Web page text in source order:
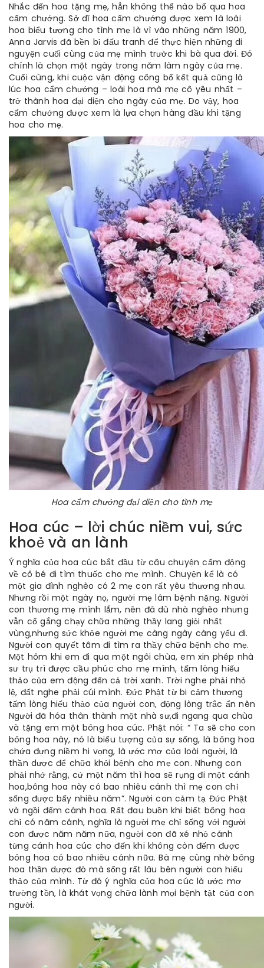
Nhắc đến hoa tặng mẹ, hẳn không thể nào bổ qua hoa
cẩm chướng. Sở dĩ hoa cẩm chướng được xem là loài
hoa biểu tượng cho tình mẹ là vì vào những năm 1900,
Anna Jarvis đã bền bỉ đấu tranh để thực hiện những di
nguyện cuối cùng của mẹ mình trước khi bà qua đời. Đó
chính là chọn một ngày trong năm làm ngày của mẹ.
Cuối cùng, khi cuộc vận động công bố kết quả cũng là
lúc hoa cẩm chướng – loài hoa mà mẹ cô yêu nhất –
trở thành hoa đại diện cho ngày của mẹ. Do vậy, hoa
cẩm chướng được xem là lựa chọn hàng đầu khi tặng
hoa cho mẹ.
Hoa cẩm chướng đại diện cho tình mẹ
Hoa cúc – lời chúc niềm vui, sức
khoẻ và an lành
Ý nghĩa của hoa cúc bắt đầu từ câu chuyện cẩm động
về cô bé đi tìm thuốc cho mẹ mình. Chuyện kể là có
một gia đình nghèo có 2 mẹ con rất yêu thương nhau.
Nhưng rồi một ngày nọ, người mẹ lâm bệnh nặng. Người
con thương mẹ mình lắm, nên đã dù nhà nghèo nhưng
vẫn cố gắng chạy chữa những thầy lang giỏi nhất
vùng,nhưng sức khỏe người mẹ càng ngày càng yếu đi.
Người con quyết tâm đi tìm ra thầy chữa bệnh cho mẹ.
Một hôm khi em đi qua một ngôi chùa, em xin phép nhà
sư trụ trì được cầu phúc cho mẹ mình, tấm lòng hiếu
thảo của em động đến cả trời xanh. Trời nghe phải nhỏ
lệ, đất nghe phải cúi mình. Đức Phật từ bi cảm thương
tấm lòng hiếu thảo của người con, động lòng trắc ẩn nên
Người đã hóa thân thành một nhà sư,đi ngang qua chùa
và tặng em một bông hoa cúc. Phật nói: “ Ta sẽ cho con
bông hoa này, nó là biểu tượng của sự sống, là bông hoa
chứa đựng niềm hi vọng, là ước mơ của loài người, là
thần dược để chữa khỏi bệnh cho mẹ con. Nhưng con
phải nhớ rằng, cứ một năm thì hoa sẽ rụng đi một cánh
hoa,bông hoa này có bao nhiêu cánh thì mẹ con chỉ
sống được bấy nhiêu năm”. Người con cảm tạ Đức Phật
và ngồi đếm cánh hoa. Rất đau buồn khi biết bông hoa
chỉ có năm cánh, nghĩa là người mẹ chỉ sống với người
con được năm năm nữa, người con đã xé nhỏ cánh
từng cánh hoa cúc cho đến khi không còn đếm được
bông hoa có bao nhiêu cánh nữa. Bà mẹ cùng nhờ bông
hoa thần dược đó mà sống rất lâu bên người con hiếu
thảo của mình. Từ đó ý nghĩa của hoa cúc là ước mơ
trường tồn, là khát vọng chữa lành mọi bệnh tật của con
người.